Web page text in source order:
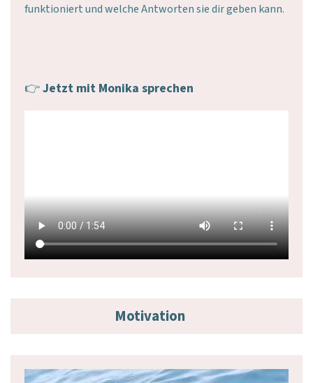
funktioniert und welche Antworten sie dir geben kann.
👉Jetzt mit Monika sprechen
Motivation